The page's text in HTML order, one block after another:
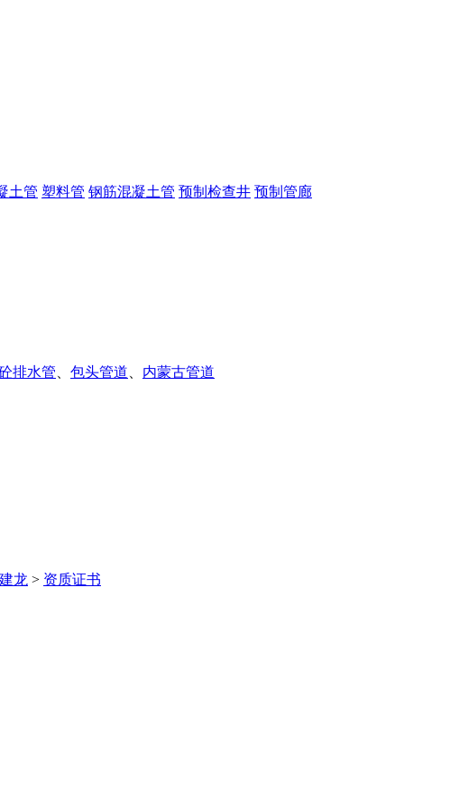
土管 塑料管 钢筋混凝土管 预制检查井 预制管廊
排水管 包头管道 内蒙古管道
龙 > 资质证书